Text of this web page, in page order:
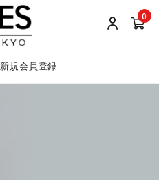
0
新規会員登録